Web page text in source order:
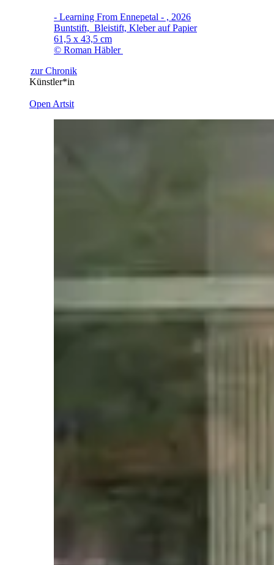
- Learning From Ennepetal - , 2026
Buntstift, Bleistift, Kleber auf Papier
61,5 x 43,5 cm
© Roman Häbler
zur Chronik
Künstler*in
Open Artsit